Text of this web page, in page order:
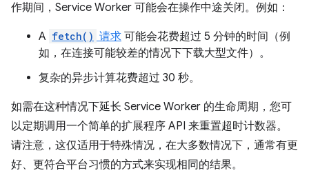
作期间，Service Worker 可能会在操作中途关闭。例如：
A fetch() 请求 可能会花费超过 5 分钟的时间（例
如，在连接可能较差的情况下下载大型文件）。
复杂的异步计算花费超过 30 秒。
如需在这种情况下延长 Service Worker 的生命周期，您可
以定期调用一个简单的扩展程序 API 来重置超时计数器。
请注意，这仅适用于特殊情况，在大多数情况下，通常有更
好、更符合平台习惯的方式来实现相同的结果。